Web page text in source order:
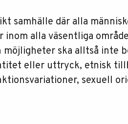
samhälle där alla
alla väsentliga
ska alltså inte
eller uttryck, etnisk
sexuell